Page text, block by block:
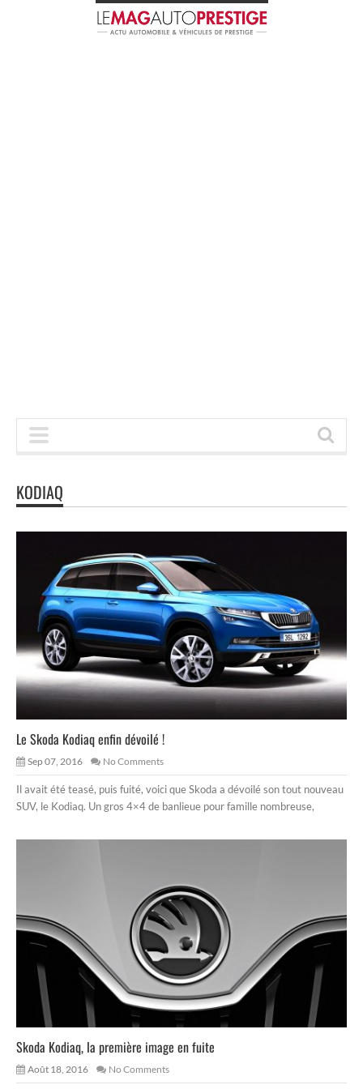
KODIAQ
Le Skoda Kodiaq enfin dévoilé !
Sep 07, 2016 No Comments
Il avait été teasé, puis fuité, voici que Skoda a dévoilé son tout nouveau
SUV, le Kodiaq. Un gros 4×4 de banlieue pour famille nombreuse,
Skoda Kodiaq, la première image en fuite
Août 18, 2016 No Comments